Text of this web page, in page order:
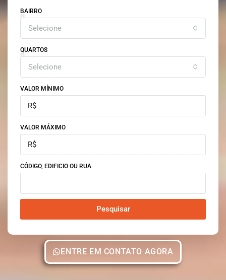
BAIRRO
Selecione
QUARTOS
Selecione
VALOR MÍNIMO
VALOR MÁXIMO
CÓDIGO, EDIFICIO OU RUA
Pesquisar
ENTRE EM CONTATO AGORA